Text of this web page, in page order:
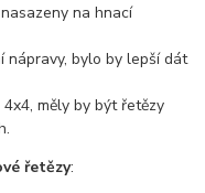
na hnací
nápravy, bylo by lepší dát
měly by být řetězy
řetězy: